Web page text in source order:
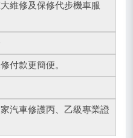
維修及保修代步機車服
付款更簡便。
汽車修護丙、乙級專業證